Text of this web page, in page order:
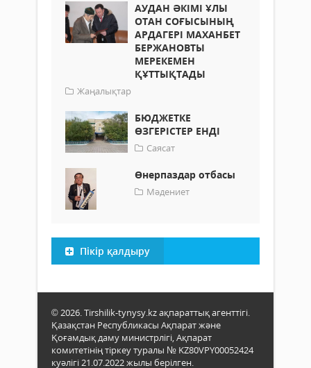
АУДАН ӘКІМІ ҰЛЫ
ОТАН СОҒЫСЫНЫҢ
АРДАГЕРІ МАХАНБЕТ
БЕРЖАНОВТЫ
МЕРЕКЕМЕН
ҚҰТТЫҚТАДЫ
Жаңалықтар
БЮДЖЕТКЕ
ӨЗГЕРІСТЕР ЕНДІ
Саясат
Өнерпаздар отбасы
Мәдениет
Пікір қалдыру
© 2026. Tirshilik-tynysy.kz ақпараттық агенттігі.
Қазақстан Республикасы Ақпарат және
Қоғамдық даму министрлігі, Ақпарат
комитетінің тіркеу туралы № KZ80VPY00052424
куәлігі 21.07.2022 жылы берілген.